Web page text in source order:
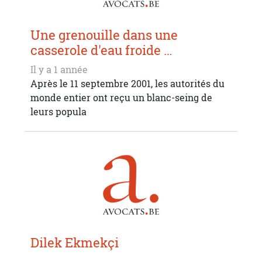
Une grenouille dans une
casserole d'eau froide …
Il y a 1 année
Après le 11 septembre 2001, les autorités du
monde entier ont reçu un blanc-seing de
leurs popula
Dilek Ekmekçi